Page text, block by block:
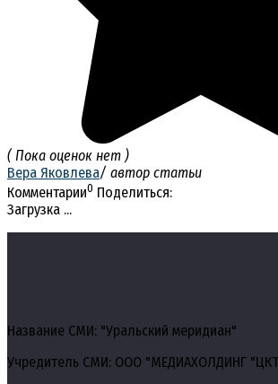
( Пока оценок нет )
Вера Яковлева/ автор статьи
Комментарии0 Поделиться:
Загрузка ...
Название СМИ: "Уральский меридиан"
Учредитель СМИ: ООО "МЕДИАХОЛДИНГ